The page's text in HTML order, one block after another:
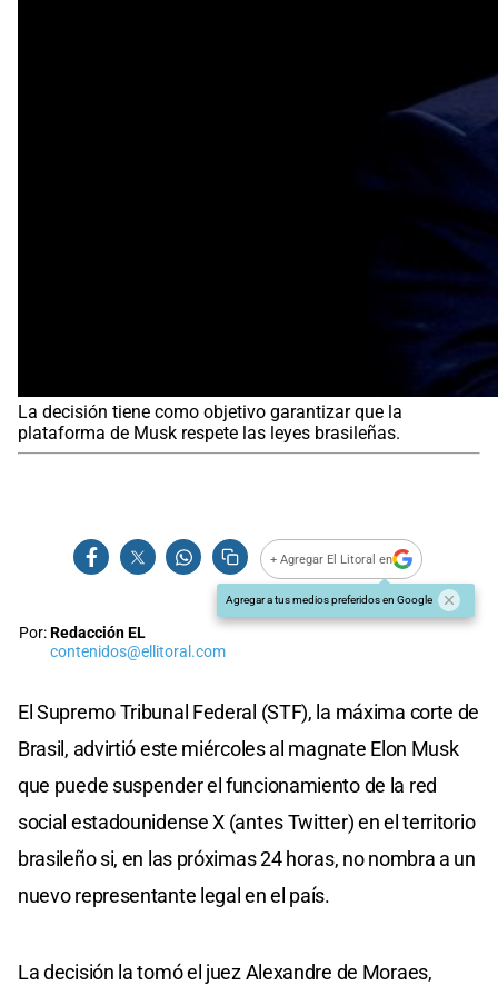
La decisión tiene como objetivo garantizar que la
plataforma de Musk respete las leyes brasileñas.
+ Agregar El Litoral en
Agregar a tus medios preferidos en Google
Por:Redacción EL
contenidos@ellitoral.com
El Supremo Tribunal Federal (STF), la máxima corte de
Brasil, advirtió este miércoles al magnate Elon Musk
que puede suspender el funcionamiento de la red
social estadounidense X (antes Twitter) en el territorio
brasileño si, en las próximas 24 horas, no nombra a un
nuevo representante legal en el país.
La decisión la tomó el juez Alexandre de Moraes,